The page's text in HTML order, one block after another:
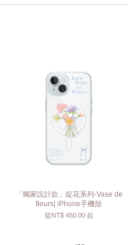
「獨家設計款」綻花系列-Vase de
fleurs| iPhone手機殼
從NT$ 450.00 起